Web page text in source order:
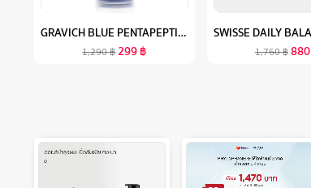
GRAVICH BLUE PENTAPEPTIDE ACTIVATOR SERUM 30 ML
1,290฿299฿ 1,760฿880